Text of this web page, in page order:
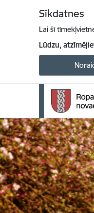
Sīkdatnes
Lai šī
Lūdzu,
Ropažu novada